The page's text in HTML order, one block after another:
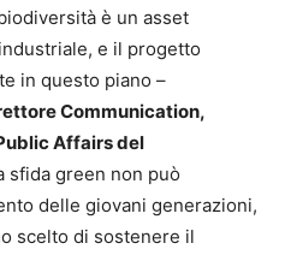
è un asset
e il progetto
in questo piano –
Communication,
Affairs del
sfida green non può
delle giovani generazioni,
scelto di sostenere il